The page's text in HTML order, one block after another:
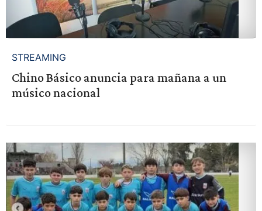
STREAMING
Chino Básico anuncia para mañana a un
músico nacional